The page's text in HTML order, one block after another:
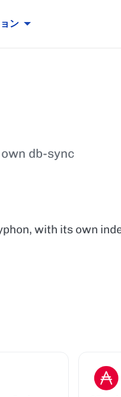
ン
db-sync
with its own